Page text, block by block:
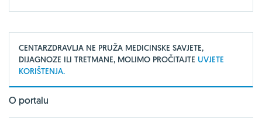
CENTARZDRAVLJA NE PRUŽA MEDICINSKE SAVJETE,
DIJAGNOZE ILI TRETMANE, MOLIMO PROČITAJTE UVJETE
KORIŠTENJA.
O portalu